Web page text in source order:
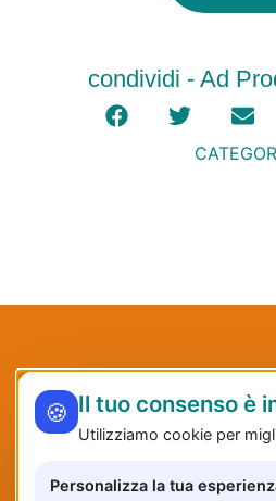
condividi - Ad
🍪 Il tuo consenso è
Utilizziamo cookie per
Personalizza la tua